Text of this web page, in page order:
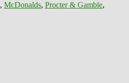
, McDonalds, Procter & Gamble,